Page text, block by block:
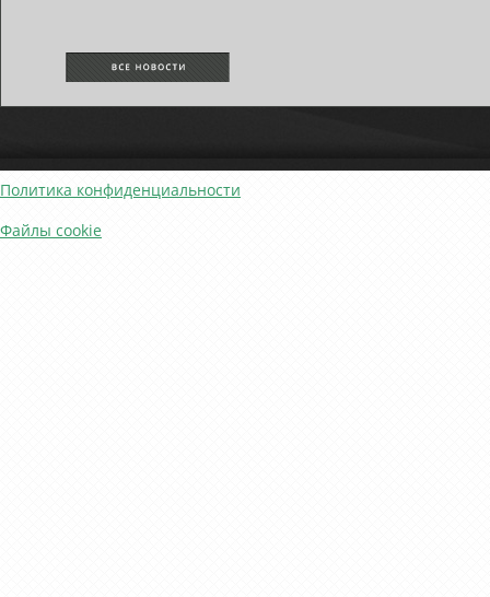
Политика конфиденциальности
Файлы cookie